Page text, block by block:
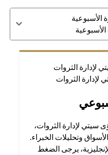
لإدارة الثروات
سيتي لإدارة الثروات،
وتحليلات الخبراء.
يرجى الضغط